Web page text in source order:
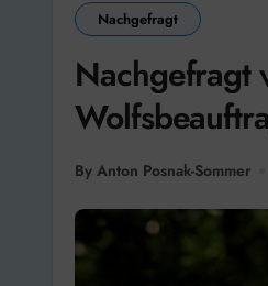
Nachgefragt
Nachgefragt
By Anton Posnak-Sommer